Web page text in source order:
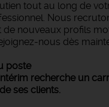
tout au long de
Nous
nouveaux profils
nous dès
poste
recherche un
ses clients.